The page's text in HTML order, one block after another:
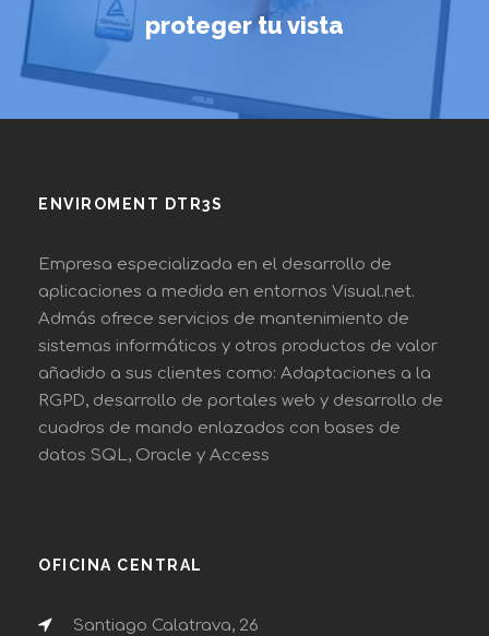
proteger tu vista
ENVIROMENT DTR3S
Empresa especializada en el desarrollo de
aplicaciones a medida en entornos Visual.net.
Admás ofrece servicios de mantenimiento de
sistemas informáticos y otros productos de valor
añadido a sus clientes como: Adaptaciones a la
RGPD, desarrollo de portales web y desarrollo de
cuadros de mando enlazados con bases de
datos SQL, Oracle y Access
OFICINA CENTRAL
Santiago Calatrava, 26